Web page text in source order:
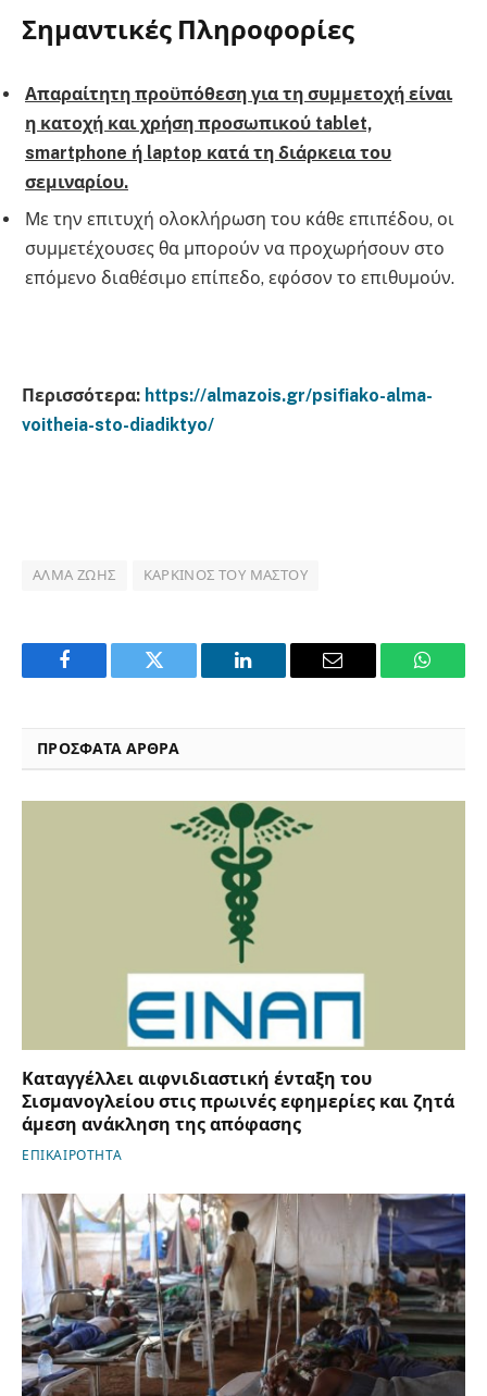
Σημαντικές Πληροφορίες
Απαραίτητη προϋπόθεση για τη συμμετοχή είναι
η κατοχή και χρήση προσωπικού tablet,
smartphone ή laptop κατά τη διάρκεια του
σεμιναρίου.
Με την επιτυχή ολοκλήρωση του κάθε επιπέδου, οι
συμμετέχουσες θα μπορούν να προχωρήσουν στο
επόμενο διαθέσιμο επίπεδο, εφόσον το επιθυμούν.
Περισσότερα: https://almazois.gr/psifiako-alma-
voitheia-sto-diadiktyo/
ΆΛΜΑ ΖΩΉΣ ΚΑΡΚΊΝΟΣ ΤΟΥ ΜΑΣΤΟΎ
Facebook Twitter LinkedIn Email
ΠΡΟΣΦΑΤΑ ΑΡΘΡΑ
Καταγγέλλει αιφνιδιαστική ένταξη του
Σισμανογλείου στις πρωινές εφημερίες και ζητά
άμεση ανάκληση της απόφασης
ΕΠΙΚΑΙΡΟΤΗΤΑ